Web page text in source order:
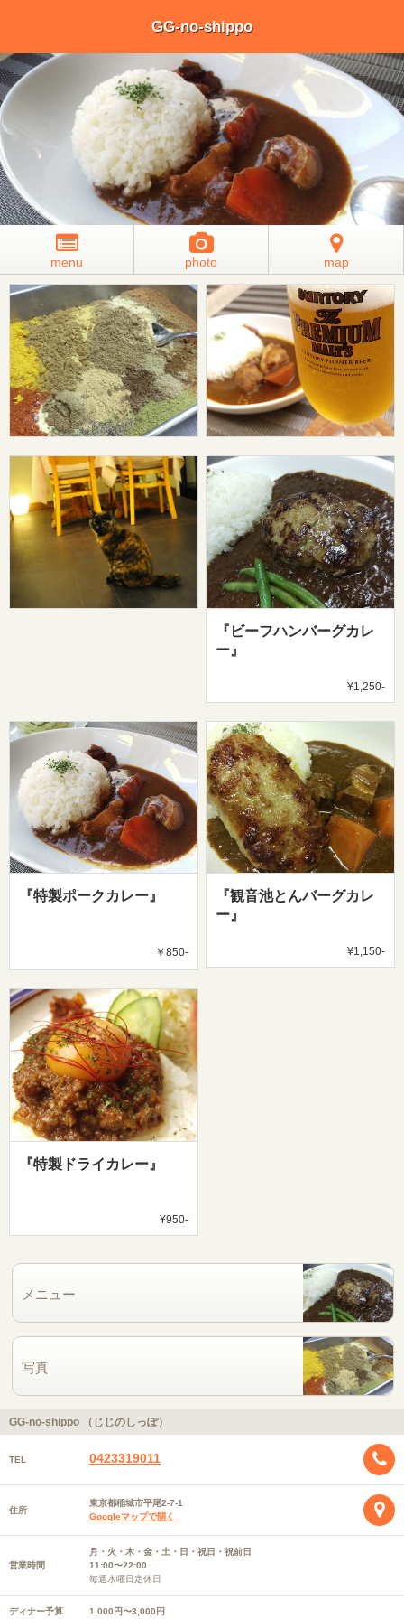
GG-no-shippo
menu photo map
『ビーフハンバーグカレ
ー』
¥1,250-
『特製ポークカレー』
￥850-
『観音池とんバーグカレ
ー』
¥1,150-
『特製ドライカレー』
¥950-
メニュー
写真
GG-no-shippo （じじのしっぽ）
TEL 0423319011
住所
東京都稲城市平尾2-7-1
Googleマップで開く
営業時間
月・火・木・金・土・日・祝日・祝前日
11:00〜22:00
毎週水曜日定休日
ディナー予算 1,000円〜3,000円